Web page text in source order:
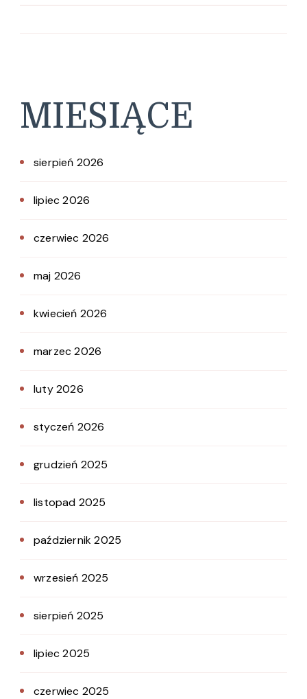
MIESIĄCE
sierpień 2026
lipiec 2026
czerwiec 2026
maj 2026
kwiecień 2026
marzec 2026
luty 2026
styczeń 2026
grudzień 2025
listopad 2025
październik 2025
wrzesień 2025
sierpień 2025
lipiec 2025
czerwiec 2025